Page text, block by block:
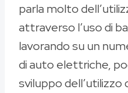
parla molto
attraverso l’uso di
lavorando su un
di auto elettriche,
sviluppo dell’utilizzo